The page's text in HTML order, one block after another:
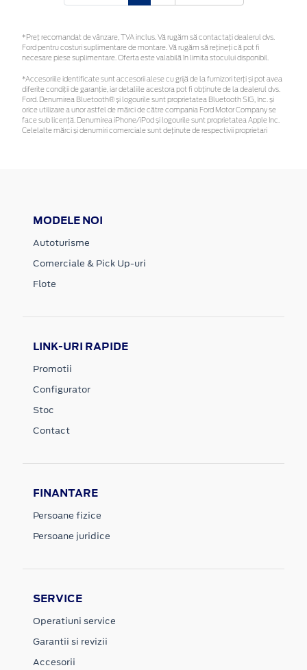
*Preţ recomandat de vânzare, TVA inclus. Vă rugăm să contactaţi dealerul dvs.
Ford pentru costuri suplimentare de montare. Vă rugăm să rețineți că pot fi
necesare piese suplimentare. Oferta este valabilă în limita stocului disponibil.
*Accesoriile identificate sunt accesorii alese cu grijă de la furnizori terți și pot avea
diferite condiții de garanție, iar detaliile acestora pot fi obținute de la dealerul dvs.
Ford. Denumirea Bluetooth® și logourile sunt proprietatea Bluetooth SIG, Inc. și
orice utilizare a unor astfel de mărci de către compania Ford Motor Company se
face sub licență. Denumirea iPhone/iPod și logourile sunt proprietatea Apple Inc.
Celelalte mărci și denumiri comerciale sunt deținute de respectivii proprietari
MODELE NOI
Autoturisme
Comerciale & Pick Up-uri
Flote
LINK-URI RAPIDE
Promotii
Configurator
Stoc
Contact
FINANTARE
Persoane fizice
Persoane juridice
SERVICE
Operatiuni service
Garantii si revizii
Accesorii